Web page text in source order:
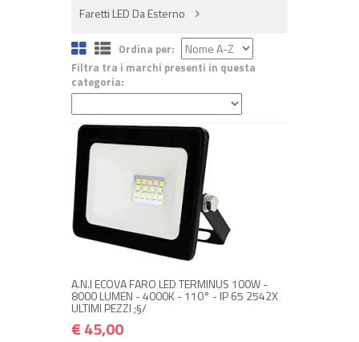
Faretti LED Da Esterno
Ordina per:
Filtra tra i marchi presenti in questa
categoria:
A.N.I ECOVA FARO LED TERMINUS 100W -
8000 LUMEN - 4000K - 110° - IP 65 2542X
ULTIMI PEZZI ;§/
€ 45,00
NON DISPONIBILE A MAGAZZINO
Avvisami quando disponibile